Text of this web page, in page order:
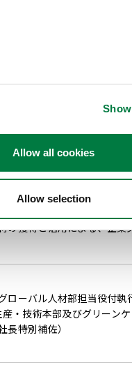
Allow all cookies
Allow selection
を採用・確保できず成長戦
の獲得と活用による、企業
ローバル人材部担当役付執
産・技術本部及びグリーン
長特別補佐）